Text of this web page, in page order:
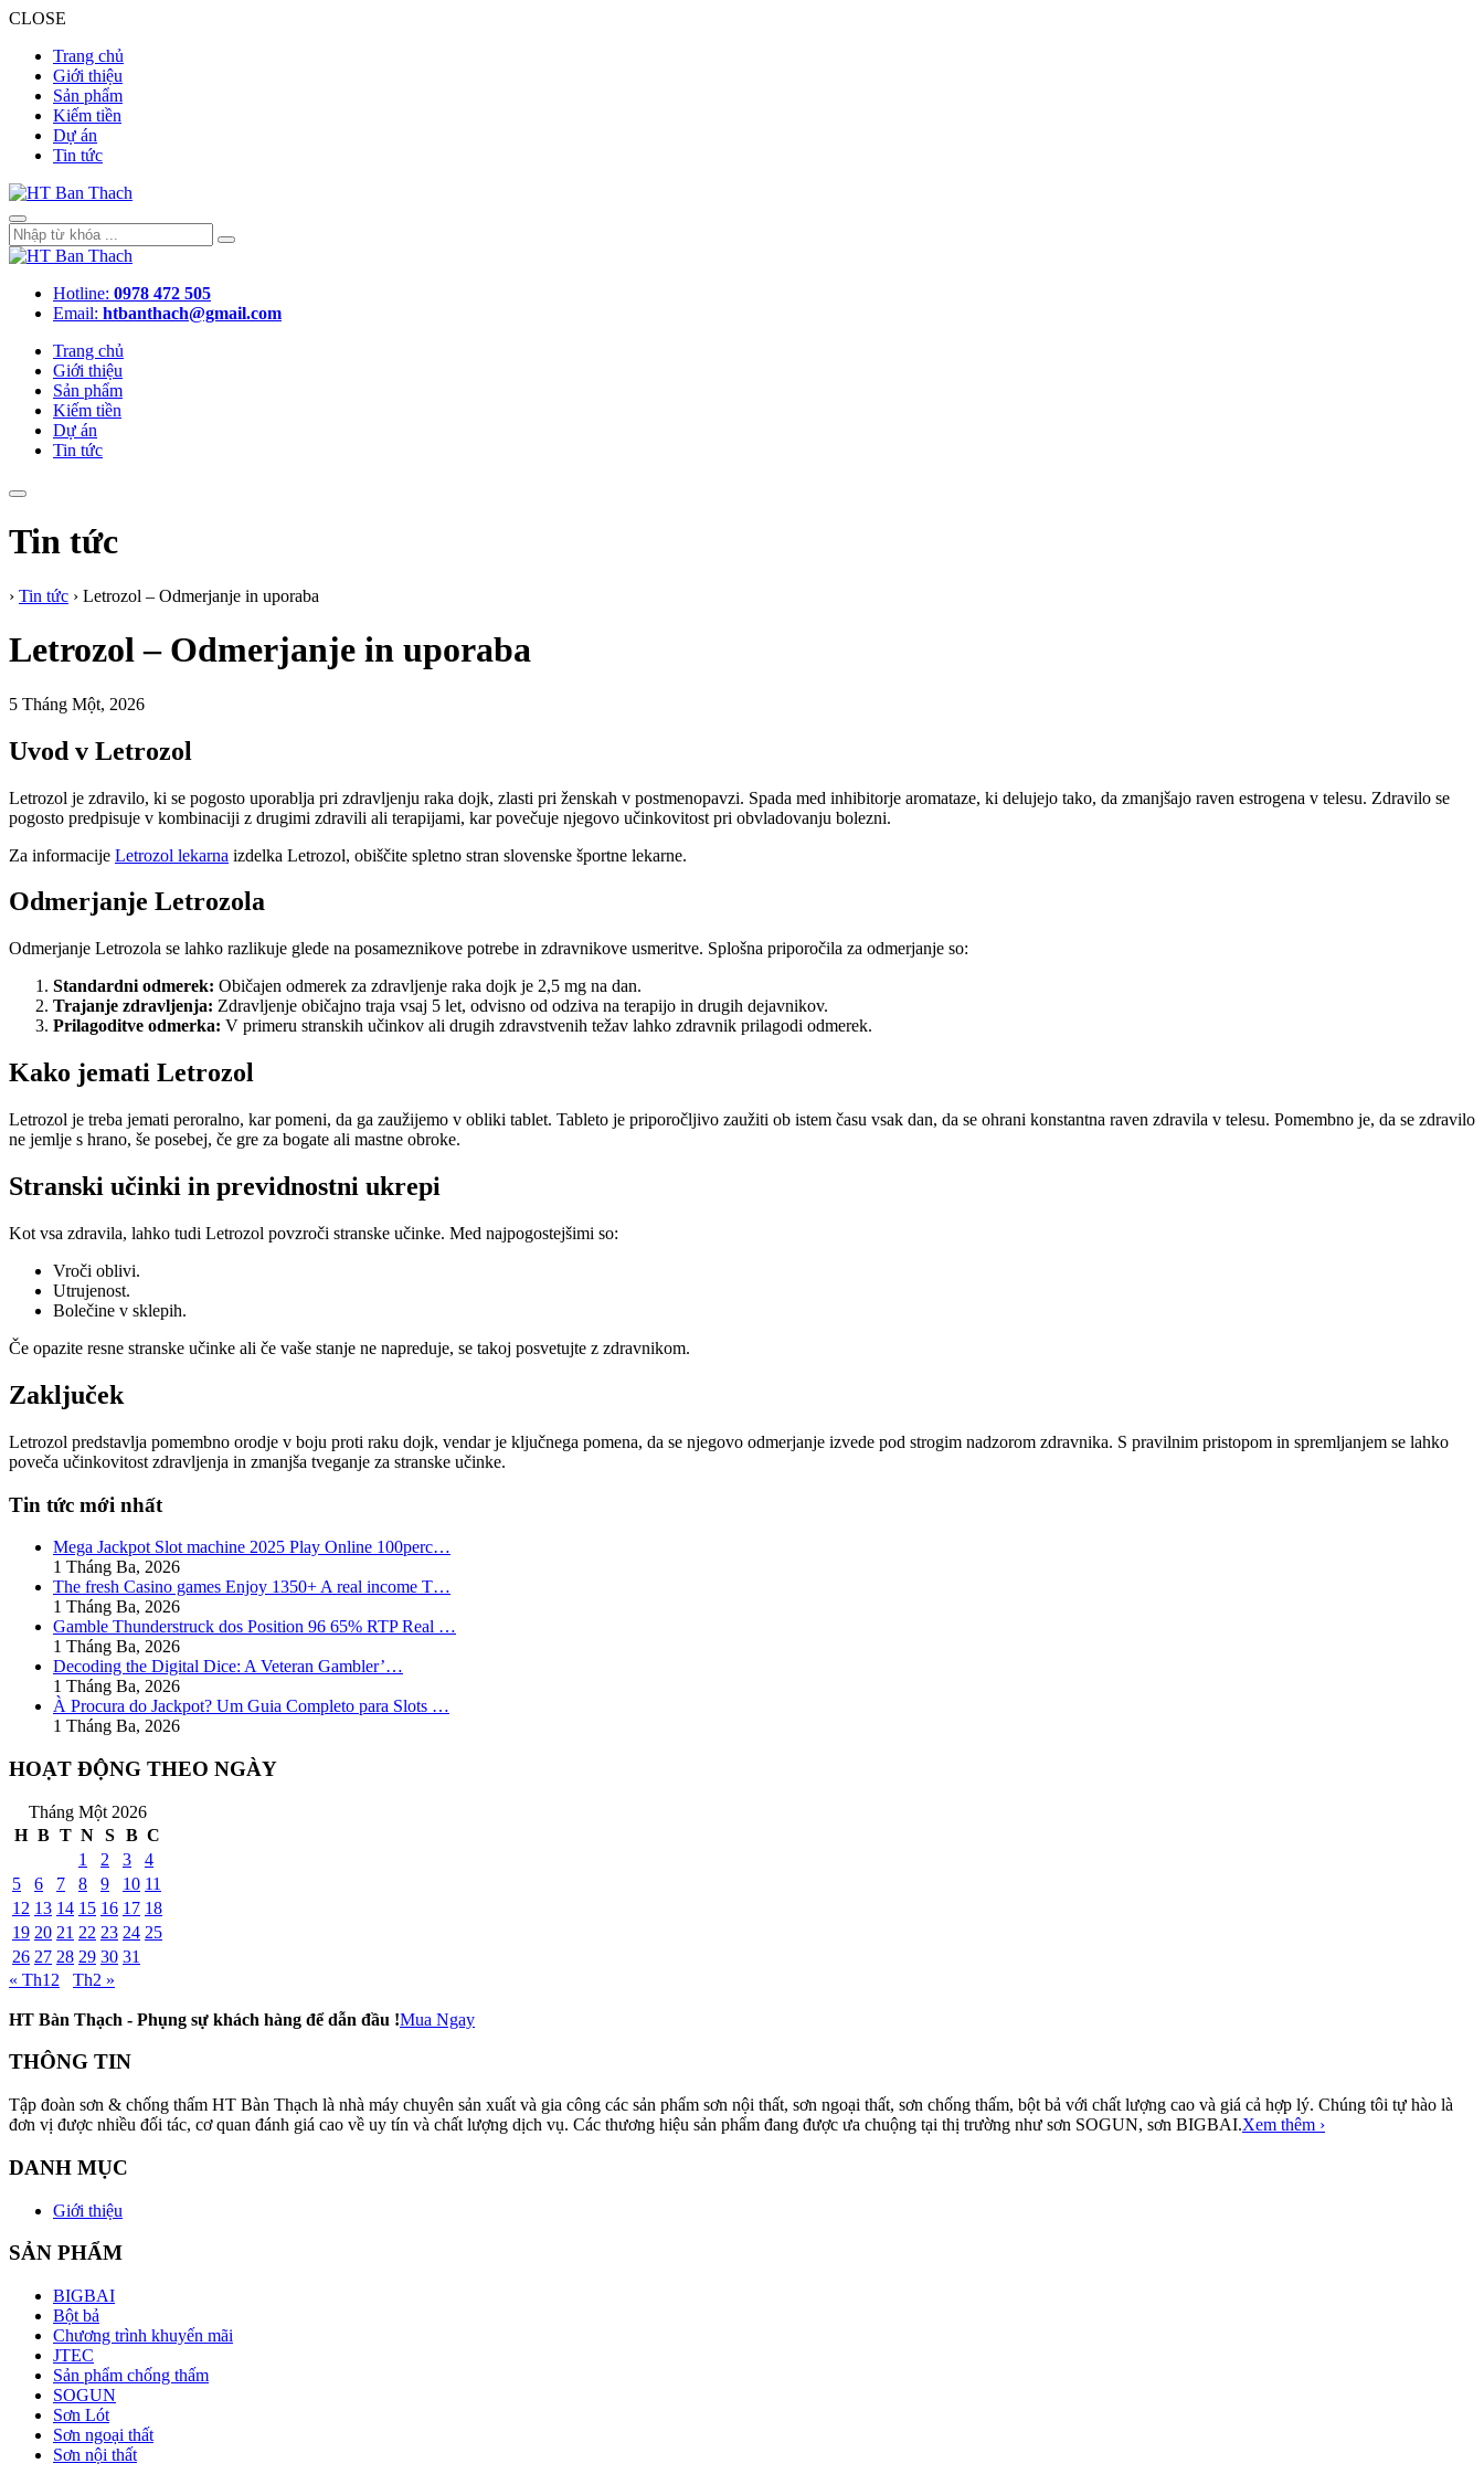
CLOSE
Trang chủ
Giới thiệu
Sản phẩm
Kiếm tiền
Dự án
Tin tức
Hotline: 0978 472 505
Email: htbanthach@gmail.com
Trang chủ
Giới thiệu
Sản phẩm
Kiếm tiền
Dự án
Tin tức
Tin tức
› Tin tức › Letrozol – Odmerjanje in uporaba
Letrozol – Odmerjanje in uporaba
5 Tháng Một, 2026
Uvod v Letrozol
Letrozol je zdravilo, ki se pogosto uporablja pri zdravljenju raka dojk, zlasti pri ženskah v postmenopavzi. Spada med inhibitorje aromataze, ki delujejo tako, da zmanjšajo raven estrogena v telesu. Zdravilo se
pogosto predpisuje v kombinaciji z drugimi zdravili ali terapijami, kar povečuje njegovo učinkovitost pri obvladovanju bolezni.
Za informacije Letrozol lekarna izdelka Letrozol, obiščite spletno stran slovenske športne lekarne.
Odmerjanje Letrozola
Odmerjanje Letrozola se lahko razlikuje glede na posameznikove potrebe in zdravnikove usmeritve. Splošna priporočila za odmerjanje so:
Standardni odmerek: Običajen odmerek za zdravljenje raka dojk je 2,5 mg na dan.
Trajanje zdravljenja: Zdravljenje običajno traja vsaj 5 let, odvisno od odziva na terapijo in drugih dejavnikov.
Prilagoditve odmerka: V primeru stranskih učinkov ali drugih zdravstvenih težav lahko zdravnik prilagodi odmerek.
Kako jemati Letrozol
Letrozol je treba jemati peroralno, kar pomeni, da ga zaužijemo v obliki tablet. Tableto je priporočljivo zaužiti ob istem času vsak dan, da se ohrani konstantna raven zdravila v telesu. Pomembno je, da se zdravilo
ne jemlje s hrano, še posebej, če gre za bogate ali mastne obroke.
Stranski učinki in previdnostni ukrepi
Kot vsa zdravila, lahko tudi Letrozol povzroči stranske učinke. Med najpogostejšimi so:
Vroči oblivi.
Utrujenost.
Bolečine v sklepih.
Če opazite resne stranske učinke ali če vaše stanje ne napreduje, se takoj posvetujte z zdravnikom.
Zaključek
Letrozol predstavlja pomembno orodje v boju proti raku dojk, vendar je ključnega pomena, da se njegovo odmerjanje izvede pod strogim nadzorom zdravnika. S pravilnim pristopom in spremljanjem se lahko
poveča učinkovitost zdravljenja in zmanjša tveganje za stranske učinke.
Tin tức mới nhất
Mega Jackpot Slot machine 2025 Play Online 100perc…
1 Tháng Ba, 2026
The fresh Casino games Enjoy 1350+ A real income T…
1 Tháng Ba, 2026
Gamble Thunderstruck dos Position 96 65% RTP Real …
1 Tháng Ba, 2026
Decoding the Digital Dice: A Veteran Gambler’…
1 Tháng Ba, 2026
À Procura do Jackpot? Um Guia Completo para Slots …
1 Tháng Ba, 2026
HOẠT ĐỘNG THEO NGÀY
Tháng Một 2026
H B T N S B C
1
2 3
4
5
6 7 8 9 10 11
12 13 14 15 16 17 18
19 20 21 22 23 24 25
26 27 28 29 30 31
« Th12
Th2 »
HT Bàn Thạch - Phụng sự khách hàng để dẫn đầu !Mua Ngay
THÔNG TIN
Tập đoàn sơn & chống thấm HT Bàn Thạch là nhà máy chuyên sản xuất và gia công các sản phẩm sơn nội thất, sơn ngoại thất, sơn chống thấm, bột bả với chất lượng cao và giá cả hợp lý. Chúng tôi tự hào là
đơn vị được nhiều đối tác, cơ quan đánh giá cao về uy tín và chất lượng dịch vụ. Các thương hiệu sản phẩm đang được ưa chuộng tại thị trường như sơn SOGUN, sơn BIGBAI.Xem thêm ›
DANH MỤC
Giới thiệu
SẢN PHẨM
BIGBAI
Bột bả
Chương trình khuyến mãi
JTEC
Sản phẩm chống thấm
SOGUN
Sơn Lót
Sơn ngoại thất
Sơn nội thất